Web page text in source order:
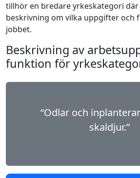
tillhör en bredare yrkeskategori där
beskrivning om vilka uppgifter och
jobbet.
Beskrivning av
funktion för
“Odlar och
skaldjur.”